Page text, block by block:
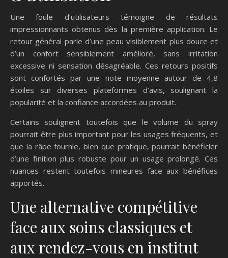
Une foule d’utilisateurs témoigne de résultats
impressionnants obtenus dès la première application. Le
retour général parle d’une peau visiblement plus douce et
d’un confort sensiblement amélioré, sans irritation
excessive ni sensation désagréable. Ces retours positifs
sont confortés par une note moyenne autour de 4,8
étoiles sur diverses plateformes d’avis, soulignant la
popularité et la confiance accordées au produit.
Certains soulignent toutefois que le volume du spray
pourrait être plus important pour les usages fréquents, et
que la râpe fournie, bien que pratique, pourrait bénéficier
d’une finition plus robuste pour un usage prolongé. Ces
nuances restent toutefois mineures face aux bénéfices
apportés.
Une alternative compétitive
face aux soins classiques et
aux rendez-vous en institut